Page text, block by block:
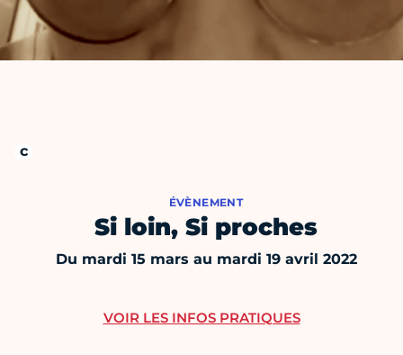
ÉVÈNEMENT
Si loin, Si proches
Du mardi 15 mars au mardi 19 avril 2022
VOIR LES INFOS PRATIQUES